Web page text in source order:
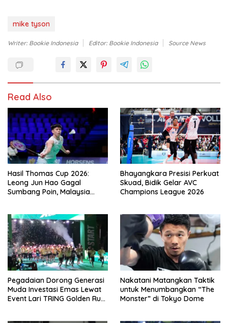
mike tyson
Writer: Bookie Indonesia Editor: Bookie Indonesia Source News
Read Also
Hasil Thomas Cup 2026:
Leong Jun Hao Gagal
Sumbang Poin, Malaysia
Bhayangkara Presisi Perkuat
Skuad, Bidik Gelar AVC
Champions League 2026
Pegadaian Dorong Generasi
Muda Investasi Emas Lewat
Event Lari TRING Golden Run
Nakatani Matangkan Taktik
untuk Menumbangkan “The
Monster” di Tokyo Dome